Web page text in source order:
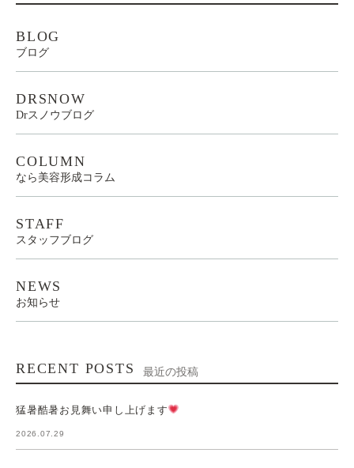
BLOG
ブログ
DRSNOW
Drスノウブログ
COLUMN
なら美容形成コラム
STAFF
スタッフブログ
NEWS
お知らせ
RECENT POSTS 最近の投稿
猛暑酷暑お見舞い申し上げます
2026.07.29